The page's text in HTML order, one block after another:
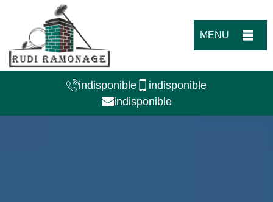
MENU
indisponible
indisponible
indisponible